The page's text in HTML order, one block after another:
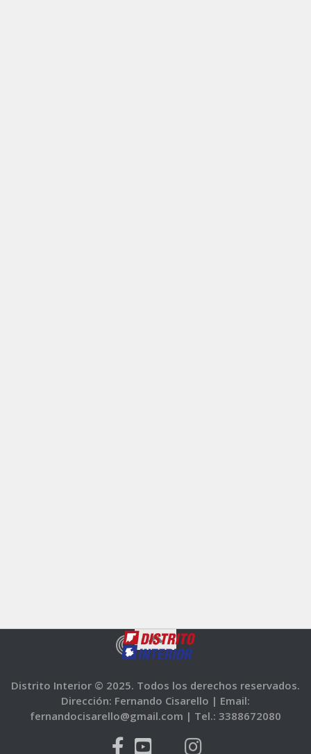
Distrito Interior © 2025. Todos los derechos reservados.
Dirección: Fernando Cisarello | Email:
fernandocisarello@gmail.com | Tel.: 3388672080